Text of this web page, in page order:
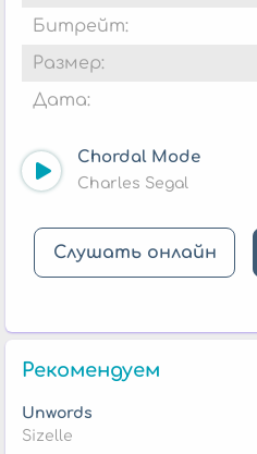
Битрейт:
Размер:
Дата:
Chordal Mode
Charles Segal
Слушать онлайн
Рекомендуем
Unwords
Sizelle